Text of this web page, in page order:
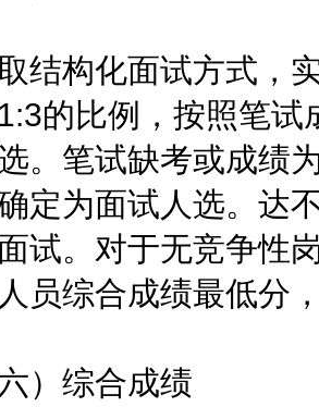
构化面试方式，实
的比例，按照笔
。笔试缺考或成绩
定为面试人选。达
试。对于无竞争性
员综合成绩最低分
综合成绩